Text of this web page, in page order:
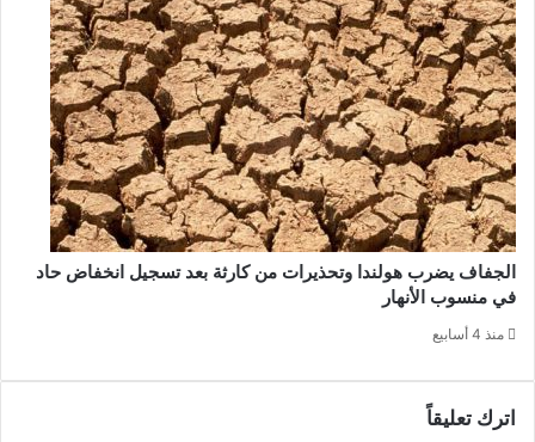
الجفاف يضرب هولندا وتحذيرات من كارثة بعد تسجيل انخفاض حاد
في منسوب الأنهار
منذ 4 أسابيع
اترك تعليقاً